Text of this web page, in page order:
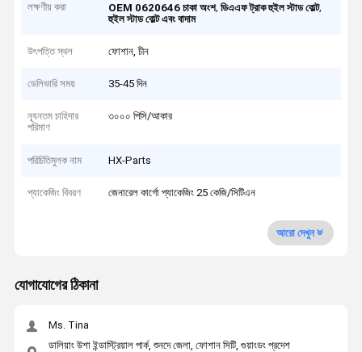
লক্ষণীয় করা OEM 0620646 চাকা অংশ,ডিএএফ ট্রাক হুইল স্টাড বোল্ট,
হুইল স্টাড বোল্ট এবং বাদাম
উৎপত্তি স্থল ফোশান, চীন
ডেলিভারি সময় 35-45 দিন
ন্যূনতম চাহিদার
পরিমাণ
৩০০০ পিসি/আকার
পরিচিতিমুলক নাম HX-Parts
প্যাকেজিং বিবরণ জেনারেল কার্গো প্যাকেজিং 25 কেজি/সিটিএন
আরো দেখুন
যোগাযোগের ঠিকানা
Ms. Tina
ডালিয়াং উশা ইন্ডাস্ট্রিয়াল পার্ক, শুনদে জেলা, ফোশান সিটি, গুয়াংডং প্রদেশ